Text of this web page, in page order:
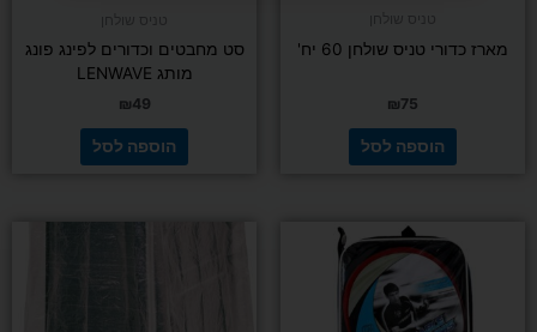
מארז כדורי טניס שולחן 60 יח'
₪75
הוספה לסל
סט מחבטים וכדורים לפינג פונג
מותג LENWAVE
₪49
הוספה לסל